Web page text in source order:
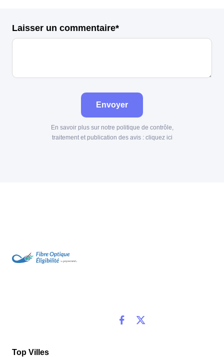
Laisser un commentaire*
Envoyer
En savoir plus sur notre politique de contrôle,
traitement et publication des avis : cliquez ici
Top Villes